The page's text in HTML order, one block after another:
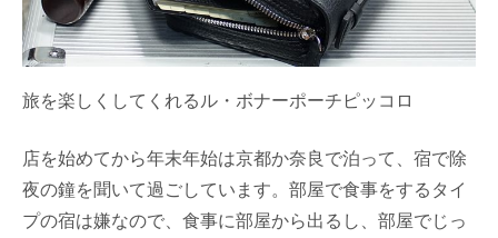
旅を楽しくしてくれるル・ボナーポーチピッコロ
店を始めてから年末年始は京都か奈良で泊って、宿で除
夜の鐘を聞いて過ごしています。部屋で食事をするタイ
プの宿は嫌なので、食事に部屋から出るし、部屋でじっ